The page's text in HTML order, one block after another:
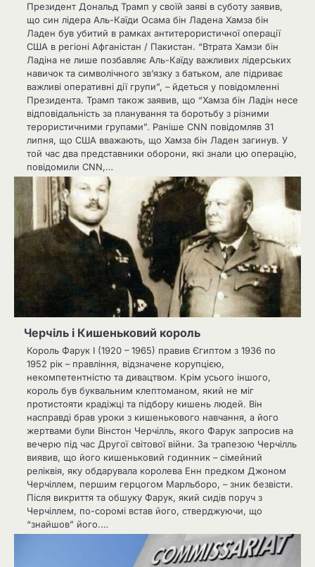
Президент Дональд Трамп у своїй заяві в суботу заявив,
що син лідера Аль-Каїди Осама бін Ладена Хамза бін
Ладен був убитий в рамках антитерористичної операції
США в регіоні Афганістан / Пакистан. “Втрата Хамзи бін
Ладіна не лише позбавляє Аль-Каїду важливих лідерських
навичок та символічного зв’язку з батьком, але підриває
важливі оперативні дії групи”, – йдеться у повідомленні
Президента. Трамп також заявив, що “Хамза бін Ладін несе
відповідальність за планування та боротьбу з різними
терористичними групами”. Раніше CNN повідомляв 31
липня, що США вважають, що Хамза бін Ладен загинув. У
той час два представники оборони, які знали цю операцію,
повідомили CNN,…
Черчіль і Кишеньковий король
Король Фарук I (1920 – 1965) правив Єгиптом з 1936 по
1952 рік – правління, відзначене корупцією,
некомпетентністю та дивацтвом. Крім усього іншого,
король був буквальним клептоманом, який не міг
протистояти крадіжці та підбору кишень людей. Він
насправді брав уроки з кишенькового навчання, а його
жертвами були Вінстон Черчілль, якого Фарук запросив на
вечерю під час Другої світової війни. За трапезою Черчілль
виявив, що його кишеньковий годинник – сімейний
реліквія, яку обдарувала королева Енн предком Джоном
Черчіллем, першим герцогом Марльборо, – зник безвісти.
Після викриття та обшуку Фарук, який сидів поруч з
Черчіллем, по-соромі встав його, стверджуючи, що
“знайшов” його.…